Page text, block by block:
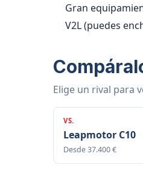
Gran
V2L (puedes
Elige un rival para
VS.
Leapmotor C10
Desde 37.400 €